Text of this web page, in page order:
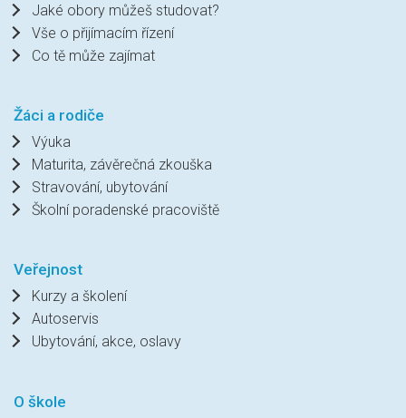
Jaké obory můžeš studovat?
Vše o přijímacím řízení
Co tě může zajímat
Žáci a rodiče
Výuka
Maturita, závěrečná zkouška
Stravování, ubytování
Školní poradenské pracoviště
Veřejnost
Kurzy a školení
Autoservis
Ubytování, akce, oslavy
O škole